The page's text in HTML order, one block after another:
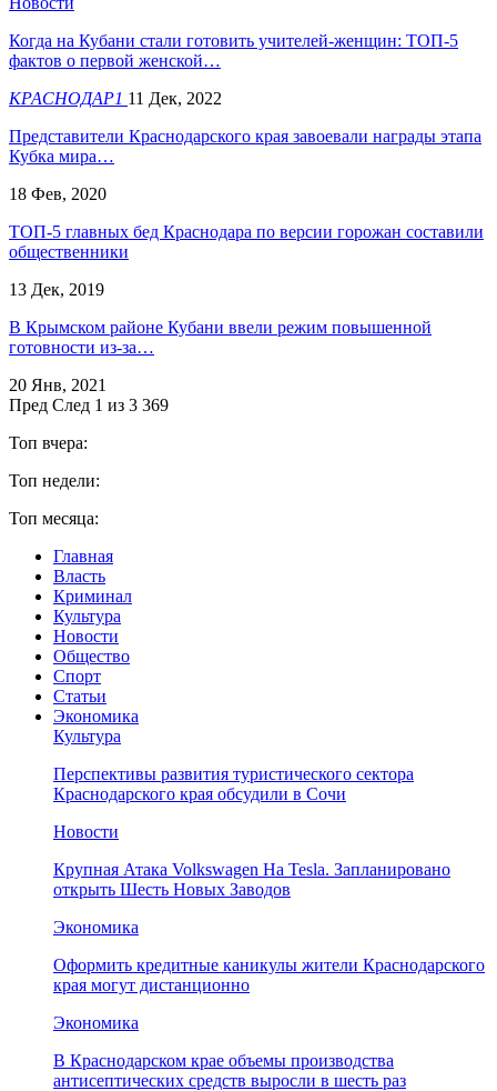
Когда на Кубани стали готовить учителей-женщин: ТОП-5
фактов о первой женской…
КРАСНОДАР1 11 Дек, 2022
Представители Краснодарского края завоевали награды этапа
Кубка мира…
18 Фев, 2020
ТОП-5 главных бед Краснодара по версии горожан составили
общественники
13 Дек, 2019
В Крымском районе Кубани ввели режим повышенной
готовности из-за…
20 Янв, 2021
Пред След 1 из 3 369
Топ вчера:
Топ недели:
Топ месяца:
Главная
Власть
Криминал
Культура
Новости
Общество
Спорт
Статьи
Экономика
Культура
Перспективы развития туристического сектора
Краснодарского края обсудили в Сочи
Новости
Крупная Атака Volkswagen На Tesla. Запланировано
открыть Шесть Новых Заводов
Экономика
Оформить кредитные каникулы жители Краснодарского
края могут дистанционно
Экономика
В Краснодарском крае объемы производства
антисептических средств выросли в шесть раз